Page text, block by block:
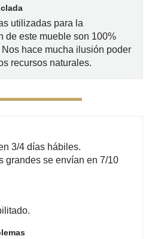
utilizadas para la
de este mueble son 100%
hace mucha ilusión poder
recursos naturales.
3/4 días hábiles.
grandes se envían en 7/10